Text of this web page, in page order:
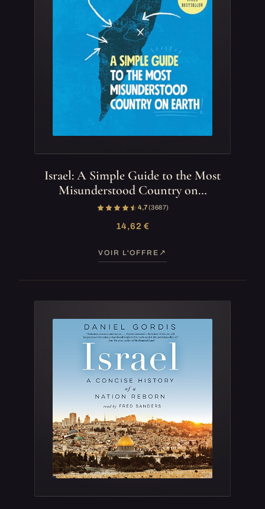
Israel: A Simple Guide to the Most
Misunderstood Country on…
4,7(3 687)
14,62 €
VOIR L'OFFRE